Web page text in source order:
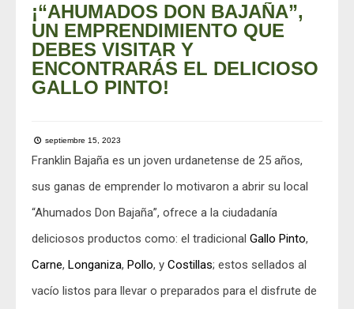
¡“AHUMADOS DON BAJAÑA”,
UN EMPRENDIMIENTO QUE
DEBES VISITAR Y
ENCONTRARÁS EL DELICIOSO
GALLO PINTO!
septiembre 15, 2023
Franklin Bajaña es un joven urdanetense de 25 años,
sus ganas de emprender lo motivaron a abrir su local
“Ahumados Don Bajaña”, ofrece a la ciudadanía
deliciosos productos como: el tradicional Gallo Pinto,
Carne, Longaniza, Pollo, y Costillas; estos sellados al
vacío listos para llevar o preparados para el disfrute de